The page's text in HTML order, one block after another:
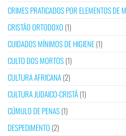
CRIMES PRATICADOS POR ELEMENTOS DE
CRISTÃO ORTODOXO (1)
CUIDADOS MÍNIMOS DE HIGIENE(1)
CULTO DOS MORTOS(1)
CULTURA AFRICANA(2)
CULTURA JUDAICO-CRISTÃ(1)
CÚMULO DE PENAS(1)
DESPEDIMENTO (2)